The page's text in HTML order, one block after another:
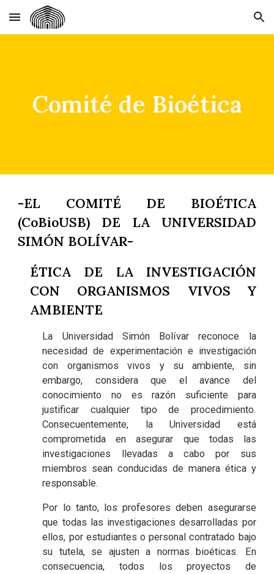
Skip to main content Skip to navigation
Comité de Bioética
-EL COMITÉ DE BIOÉTICA
(CoBioUSB) DE LA UNIVERSIDAD
SIMÓN BOLÍVAR-
ÉTICA DE LA INVESTIGACIÓN
CON ORGANISMOS VIVOS Y
AMBIENTE
La Universidad Simón Bolívar reconoce la
necesidad de experimentación e investigación
con organismos vivos y su ambiente, sin
embargo, considera que el avance del
conocimiento no es razón suficiente para
justificar cualquier tipo de procedimiento.
Consecuentemente, la Universidad está
comprometida en asegurar que todas las
investigaciones llevadas a cabo por sus
miembros sean conducidas de manera ética y
responsable.
Por lo tanto, los profesores deben asegurarse
que todas las investigaciones desarrolladas por
ellos, por estudiantes o personal contratado bajo
su tutela, se ajusten a normas bioéticas. En
consecuencia, todos los proyectos de